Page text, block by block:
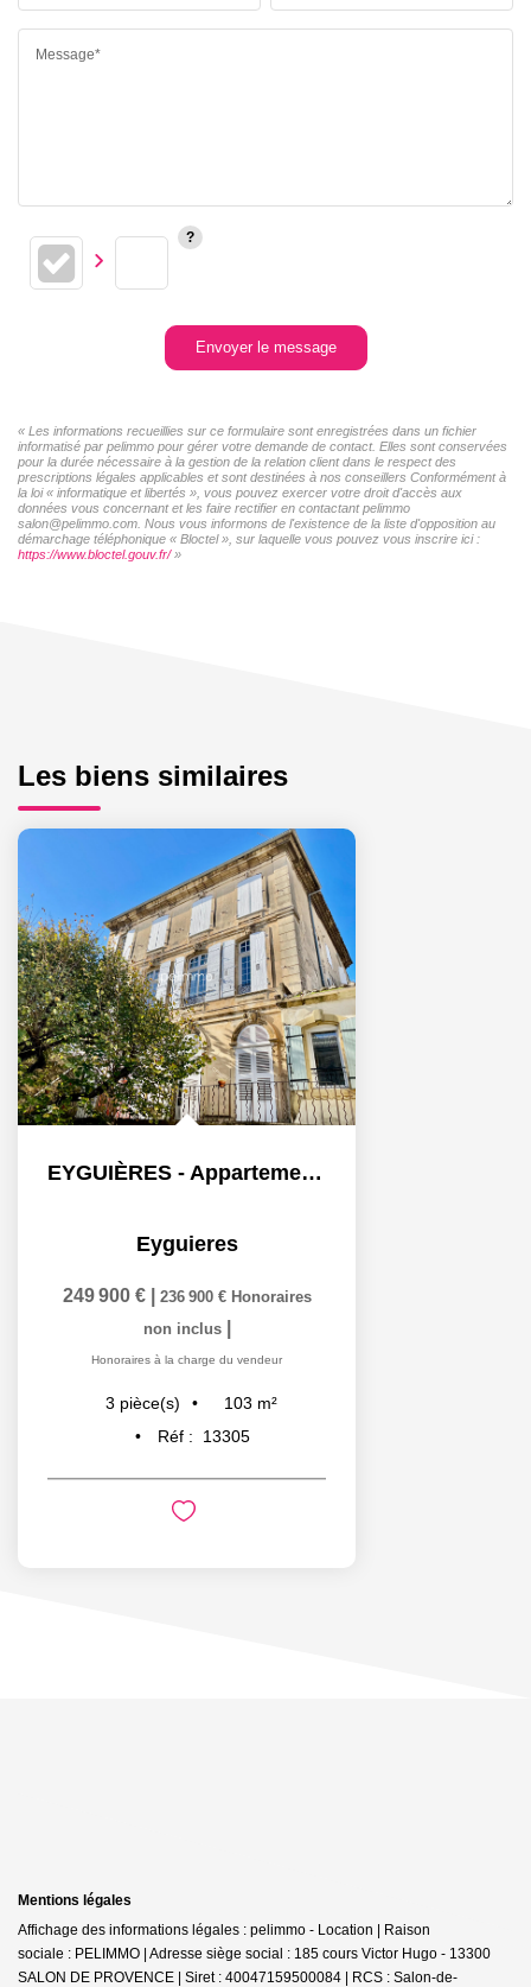
Message*
Envoyer le message
« Les informations recueillies sur ce formulaire sont enregistrées dans un fichier
informatisé par pelimmo pour gérer votre demande de contact. Elles sont conservées
pour la durée nécessaire à la gestion de la relation client dans le respect des
prescriptions légales applicables et sont destinées à nos conseillers Conformément à
la loi « informatique et libertés », vous pouvez exercer votre droit d'accès aux
données vous concernant et les faire rectifier en contactant pelimmo
salon@pelimmo.com. Nous vous informons de l'existence de la liste d'opposition au
démarchage téléphonique « Bloctel », sur laquelle vous pouvez vous inscrire ici :
https://www.bloctel.gouv.fr/»
Les biens similaires
EYGUIÈRES - Appartement T3 avec garage - 103m²
Eyguieres
249 900 € 236 900 € Honoraires
non inclus
Honoraires à la charge du vendeur
3 pièce(s) 103 m²
Réf :
13305
Mentions légales
Affichage des informations légales : pelimmo - Location | Raison
sociale : PELIMMO | Adresse siège social : 185 cours Victor Hugo - 13300
SALON DE PROVENCE | Siret : 40047159500084 | RCS : Salon-de-